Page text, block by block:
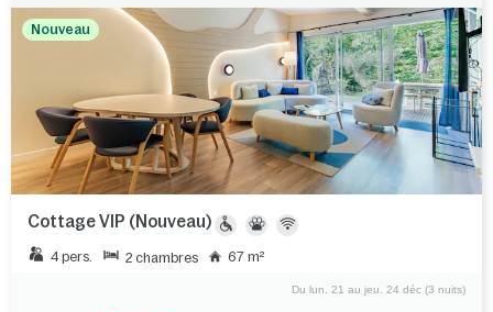
Nouveau
Cottage VIP (Nouveau)
4 pers. 2 chambres 67 m²
Du lun. 21 au jeu. 24 déc (3 nuits)